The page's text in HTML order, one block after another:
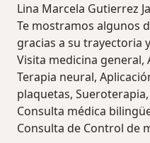
Lina Marcela Gutierrez
Te mostramos algunos
gracias a su trayectoria
Visita medicina
Terapia neural,
plaquetas,
Consulta médica
Consulta de Control de